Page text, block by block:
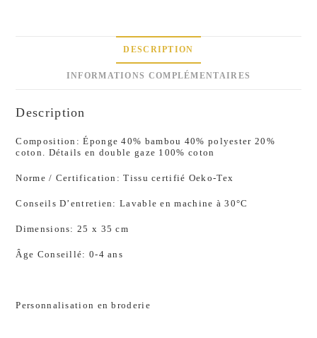
DESCRIPTION
INFORMATIONS COMPLÉMENTAIRES
Description
Composition: Éponge 40% bambou 40% polyester 20%
coton. Détails en double gaze 100% coton
Norme / Certification: Tissu certifié Oeko-Tex
Conseils D’entretien: Lavable en machine à 30°C
Dimensions: 25 x 35 cm
Âge Conseillé: 0-4 ans
Personnalisation en broderie